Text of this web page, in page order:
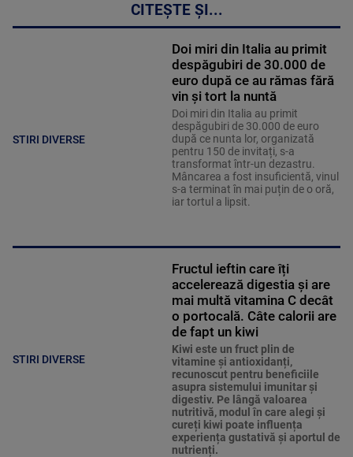
CITEȘTE ȘI...
STIRI DIVERSE
Doi miri din Italia au primit
despăgubiri de 30.000 de
euro după ce au rămas fără
vin și tort la nuntă
Doi miri din Italia au primit
despăgubiri de 30.000 de euro
după ce nunta lor, organizată
pentru 150 de invitați, s-a
transformat într-un dezastru.
Mâncarea a fost insuficientă, vinul
s-a terminat în mai puțin de o oră,
iar tortul a lipsit.
STIRI DIVERSE
Fructul ieftin care îți
accelerează digestia și are
mai multă vitamina C decât
o portocală. Câte calorii are
de fapt un kiwi
Kiwi este un fruct plin de
vitamine și antioxidanți,
recunoscut pentru beneficiile
asupra sistemului imunitar și
digestiv. Pe lângă valoarea
nutritivă, modul în care alegi și
cureți kiwi poate influența
experiența gustativă și aportul de
nutrienți.